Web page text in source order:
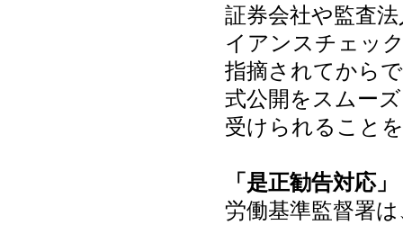
証券会社や監査
イアンスチェッ
指摘されてから
式公開をスムー
受けられること
「是正勧告対応」
労働基準監督署